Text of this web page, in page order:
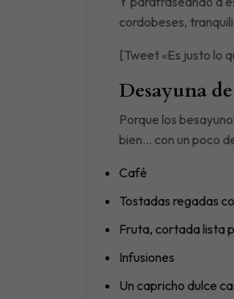
cordobeses,
[Tweet «Es justo lo
Desayuna
Porque los
bien… con un poco
Café
Tostadas regadas
Fruta, cortada lista
Infusiones
Un capricho dulce